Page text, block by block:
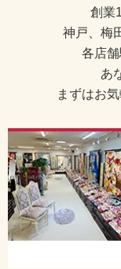
創業
神戸、梅
各店
あ
まずはお